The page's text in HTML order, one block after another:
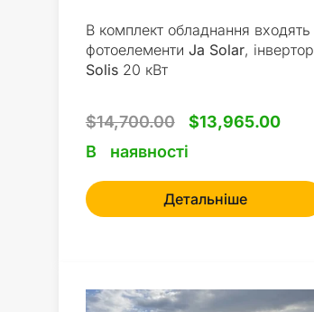
В комплект обладнання входять
фотоелементи Ja Solar, інвертор
Solis20 кВт
$14,700.00 $13,965.00
В наявності
Детальніше